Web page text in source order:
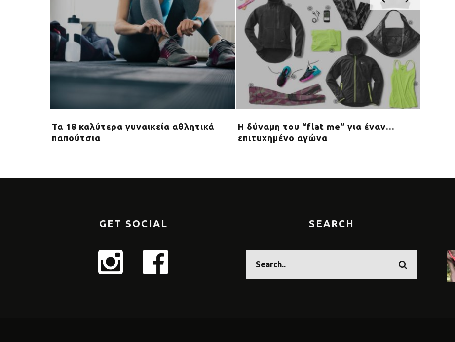
Τα 18 καλύτερα γυναικεία αθλητικά
παπούτσια
Η δύναμη του “flat me” για έναν…
επιτυχημένο αγώνα
GET SOCIAL SEARCH